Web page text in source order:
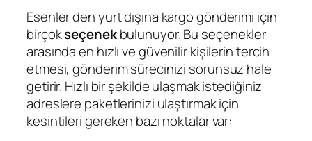
Esenler den yurt dışına kargo gönderimi için
birçokseçenekbulunuyor. Bu seçenekler
arasında en hızlı ve güvenilir kişilerin tercih
etmesi, gönderim sürecinizi sorunsuz hale
getirir. Hızlı bir şekilde ulaşmak istediğiniz
adreslere paketlerinizi ulaştırmak için
kesintileri gereken bazı noktalar var: